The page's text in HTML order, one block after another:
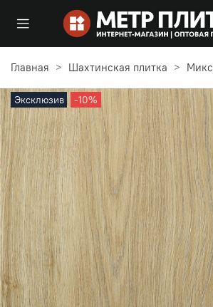
Главная Шахтинская плитка Микс
Эксклюзив -10%